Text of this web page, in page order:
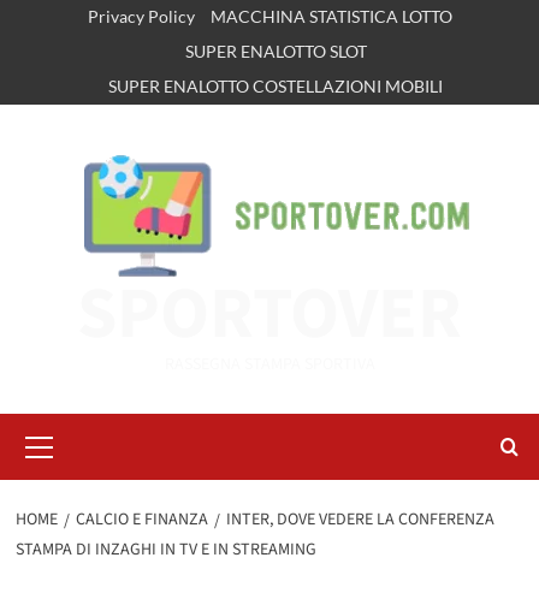
Privacy Policy
MACCHINA STATISTICA LOTTO
SUPER ENALOTTO SLOT
SUPER ENALOTTO COSTELLAZIONI MOBILI
principale
HOME CALCIO E FINANZA
INTER, DOVE VEDERE LA CONFERENZA
STAMPA DI INZAGHI IN TV E IN STREAMING